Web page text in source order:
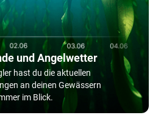
und Angelwetter
hast du die aktuellen
an deinen Gewässern
im Blick.